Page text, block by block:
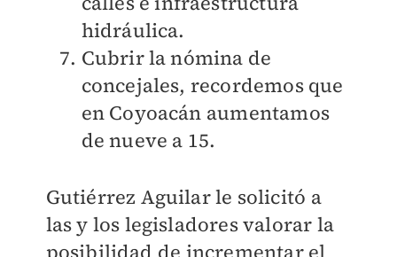
hidráulica.
Cubrir la nómina de
concejales, recordemos que
en Coyoacán aumentamos
de nueve a 15.
Gutiérrez Aguilar le solicitó a
las y los legisladores valorar la